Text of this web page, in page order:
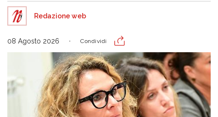
Redazione web
08 Agosto 2026 Condividi